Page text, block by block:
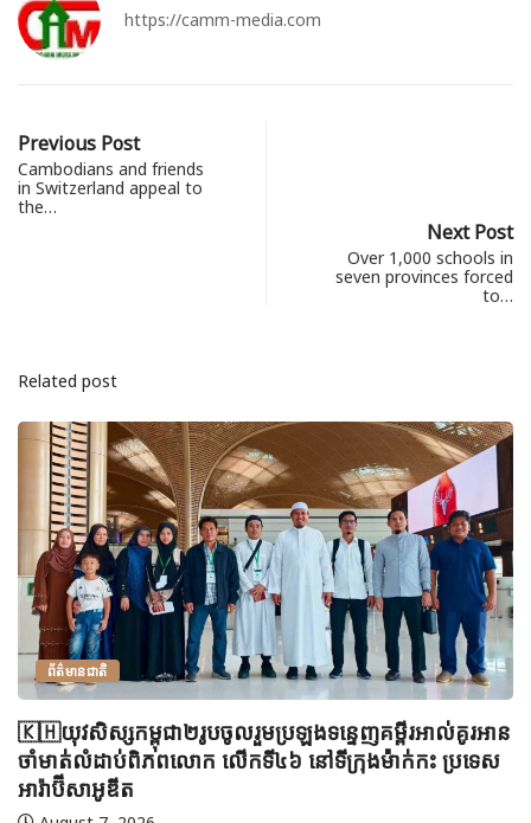
https://camm-media.com
Previous Post
Cambodians and friends
in Switzerland appeal to
the…
Next Post
Over 1,000 schools in
seven provinces forced
to…
Related post
ព័ត៌មានជាតិ
🇰🇭យុវសិស្សកម្ពុជា២រូបចូលរួមប្រឡងទន្ទេញគម្ពីរអាល់គូរអាន
ចាំមាត់លំដាប់ពិភពលោក លើកទី៤៦ នៅទីក្រុងម៉ាក់កះ ប្រទេស
អារ៉ាប៊ីសាអូឌីត